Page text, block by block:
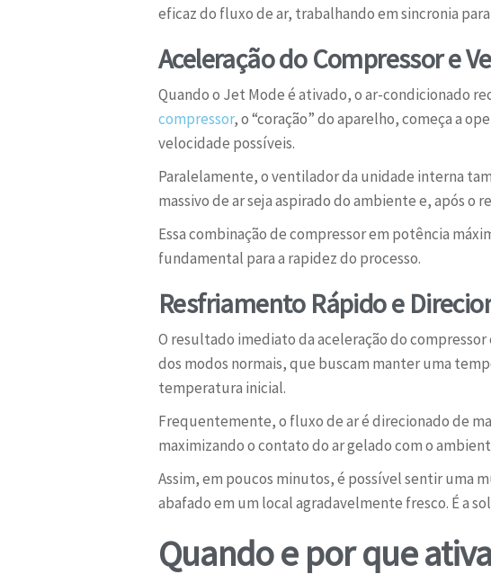
eficaz do fluxo de ar, trabalhando em sincronia
Aceleração do Compressor e
Quando o Jet Mode é ativado, o ar-condicionado
compressor, o “coração” do aparelho, começa a
velocidade possíveis.
Paralelamente, o ventilador da unidade interna
massivo de ar seja aspirado do ambiente e, após
Essa combinação de compressor em potência
fundamental para a rapidez do processo.
Resfriamento Rápido e
O resultado imediato da aceleração do
dos modos normais, que buscam manter uma
temperatura inicial.
Frequentemente, o fluxo de ar é direcionado de
maximizando o contato do ar gelado com o
Assim, em poucos minutos, é possível sentir uma
abafado em um local agradavelmente fresco. É a
Quando e por que